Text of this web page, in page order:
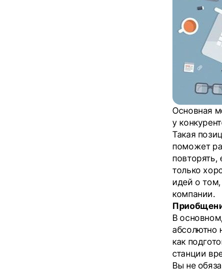
Основная
у
Такая
поможет
повторять,
только
идей о том,
компании.
В
абсолютно
как
станции
Вы не